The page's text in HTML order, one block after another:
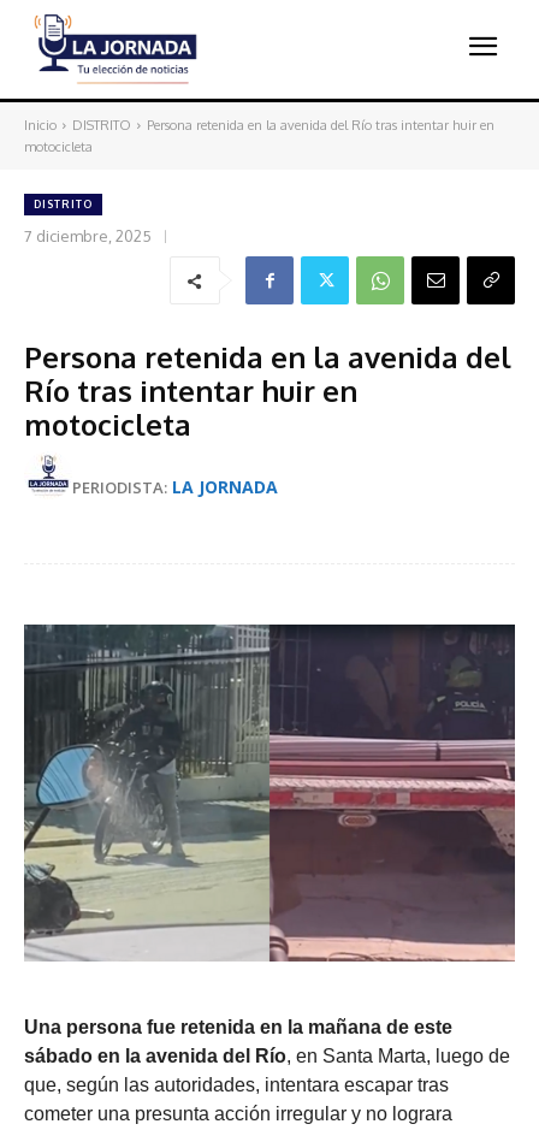
Inicio DISTRITO
Persona retenida en la avenida del Río tras intentar huir en
motocicleta
DISTRITO
7 diciembre, 2025
Persona retenida en la avenida del
Río tras intentar huir en
motocicleta
PERIODISTA: LA JORNADA
Una persona fue retenida en la mañana de este
sábado en la avenida del Río, en Santa Marta, luego de
que, según las autoridades, intentara escapar tras
cometer una presunta acción irregular y no lograra